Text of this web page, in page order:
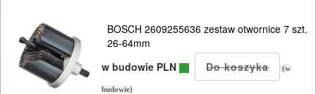
NARZĘDZIA
PILARKI-
KOSIARKI-
BOSCH 2609255636 zestaw otwornice 7 szt.
26-64mm
w budowie PLN
(w
budowie)